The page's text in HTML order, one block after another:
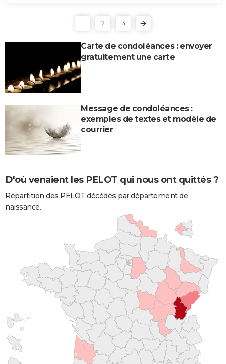
1 2 3
Carte de condoléances : envoyer
gratuitement une carte
Message de condoléances :
exemples de textes et modèle de
courrier
D'où venaient les PELOT qui nous ont quittés ?
Répartition des PELOT décédés par département de
naissance.